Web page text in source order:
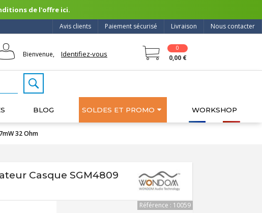
de l'offre ici.
Nous contacter
Livraison
Paiement sécurisé
Avis clients
Bienvenue, Identifiez-vous
0
0,00 €
BLOG SOLDES ET PROMO WORKSHOP
32 Ohm
Casque SGM4809
Référence : 10059